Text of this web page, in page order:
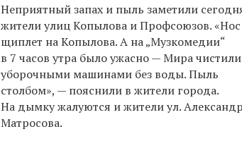
Неприятный запах и пыль заметили
жители улиц Копылова и Профсоюзов. «Нос
щиплет на Копылова. А на„Музкомедии“
в 7 часов утра было ужасно — Мира чистили
уборочными машинами без воды. Пыль
столбом», — пояснили в жители города.
На дымку жалуются и жители ул.
Матросова.